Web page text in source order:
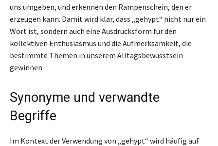
uns umgeben, und erkennen den Rampenschein, den er
erzeugen kann. Damit wird klar, dass „gehypt“ nicht nur ein
Wort ist, sondern auch eine Ausdrucksform für den
kollektiven Enthusiasmus und die Aufmerksamkeit, die
bestimmte Themen in unserem Alltagsbewusstsein
gewinnen.
Synonyme und verwandte
Begriffe
Im Kontext der Verwendung von „gehypt“ wird häufig auf